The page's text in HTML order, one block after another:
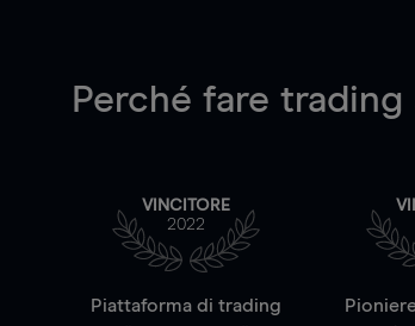
Perché fare trading
VINCITORE
2022
Piattaforma di trading